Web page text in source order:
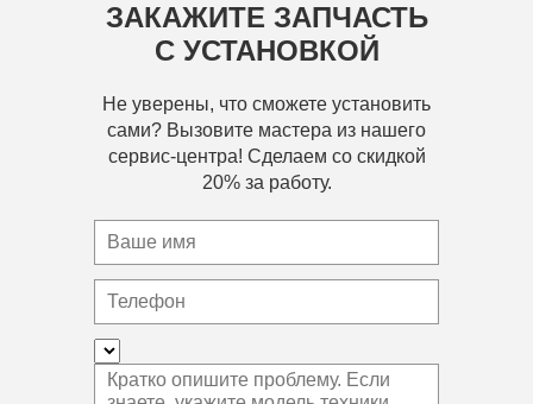
ЗАКАЖИТЕ ЗАПЧАСТЬ
С УСТАНОВКОЙ
Не уверены, что сможете установить
сами? Вызовите мастера из нашего
сервис-центра! Сделаем со скидкой
20% за работу.